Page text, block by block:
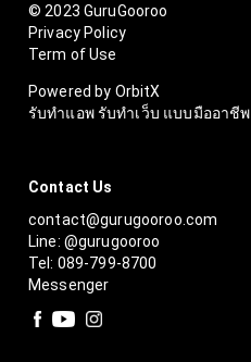
© 2023 GuruGooroo
Privacy Policy
Term of Use
Powered by OrbitX
รับทำแอพ รับทำเว็บ แบบมืออาชีพ
Contact Us
contact@gurugooroo.com
Line: @gurugooroo
Tel: 089-799-8700
Messenger